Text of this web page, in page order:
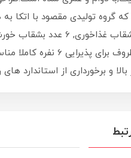
مناسب سایز
و برخورداری از استاندارد